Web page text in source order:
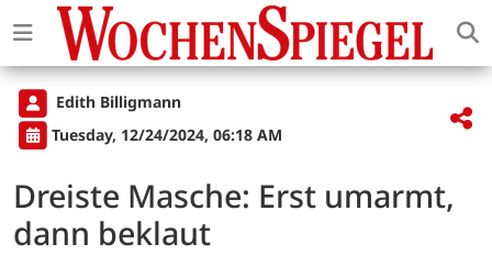
Edith Billigmann
Tuesday, 12/24/2024, 06:18 AM
Dreiste Masche: Erst umarmt,
dann beklaut